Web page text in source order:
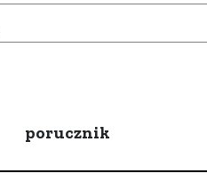
porucznik